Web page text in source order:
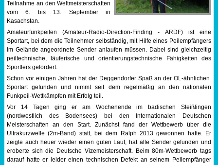
Teilnahme an den Weltmeisterschaften
vom 6. bis 13. September in
Kasachstan.
Amateurfunkpeilen (Amateur-Radio-Direction-Finding - ARDF) ist eine
Sportart, bei dem die Teilnehmer selbständig, mit Hilfe eines Peilempfängers
im Gelände angeordnete Sender anlaufen müssen. Dabei sind gleichzeitig
peiltechnische, läuferische und orientierungstechnische Fähigkeiten des
Sportlers gefordert.
Schon vor einigen Jahren hat der Deggendorfer Spaß an der OL-ähnlichen
Sportart gefunden und nimmt seit dem regelmäßig an den nationalen
Funkpeil-Wettkämpfen mit Erfolg teil.
Vor 14 Tagen ging er am Wochenende im badischen Steißlingen
(nordwestlich des Bodensees) bei den Internationalen Deutschen
Meisterschaften an den Start. Zunächst fand der Wettbewerb über die
Ultrakurzwelle (2m-Band) statt, bei dem Ralph 2013 gewonnen hatte. Er
zeigte auch heuer wieder einen guten Lauf, hat alle Sender gefunden und
eroberte sich die Deutsche Vizemeisterschaft. Beim 80m-Wettbewerb tags
darauf hatte er leider einen technischen Defekt an seinem Peilempfänger
Orientierungslauf
Nachwuchsförderung
Sportabzeichen
Tempo & Gymnastik
Bankverbindung